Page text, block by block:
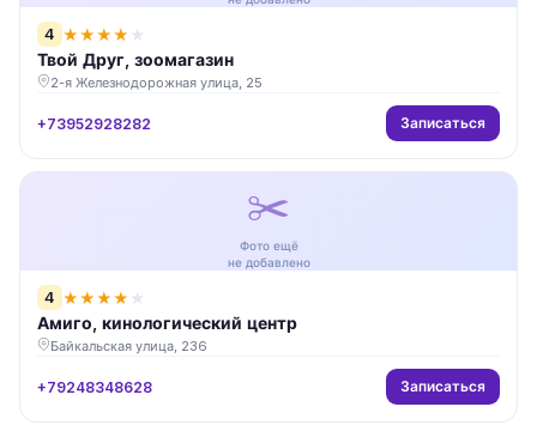
4 ★★★★ ★
Твой Друг, зоомагазин
2-я Железнодорожная улица, 25
+73952928282 Записаться
✂️
Фото ещё
не добавлено
4 ★★★★ ★
Амиго, кинологический центр
Байкальская улица, 236
+79248348628 Записаться